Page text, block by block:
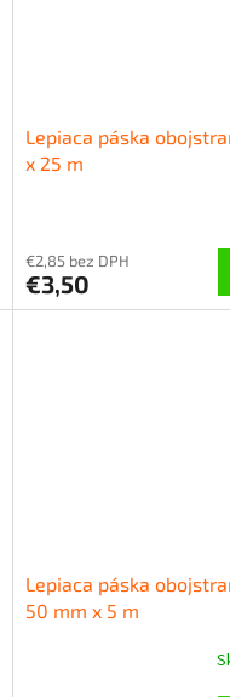
Lepiaca páska
x 25 m
€2,85 bez DPH
€3,50
Lepiaca páska
50 mm x 5 m